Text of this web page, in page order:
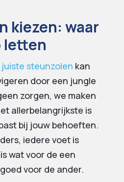
kiezen: waar
letten
juiste steunzolen kan
door een jungle
zorgen, we maken
allerbelangrijkste is
bij jouw behoeften.
iedere voet is
wat voor de een
voor de ander.